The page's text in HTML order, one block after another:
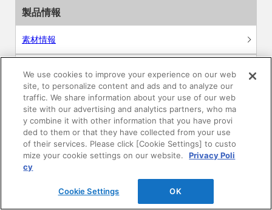
製品情報
素材情報
住宅向け
公共・商業施設向け
リフォーム
We use cookies to improve your experience on our web
site, to personalize content and ads and to analyze our
traffic. We share information about your use of our web
site with our advertising and analytics partners, who ma
y combine it with other information that you have provi
ded to them or that they have collected from your use
of their services. Please click [Cookie Settings] to custo
mize your cookie settings on our website.
Privacy Poli
cy
Cookie Settings OK